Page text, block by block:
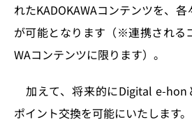
れたKADOKAWAコンテンツを、
が可能となります（※連携される
WAコンテンツに限ります）。
加えて、将来的にDigital e-hon
ポイント交換を可能にいたします。